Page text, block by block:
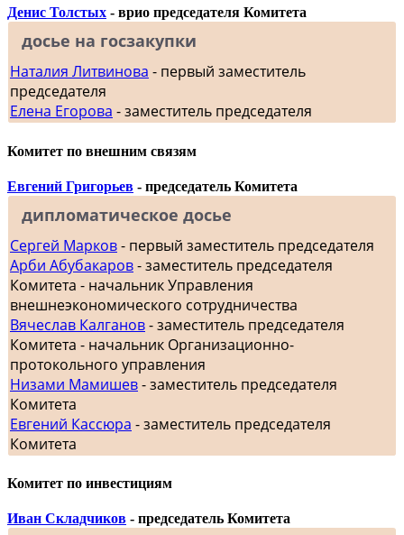
Денис Толстых - врио председателя Комитета
досье на госзакупки
Наталия Литвинова - первый заместитель
председателя
Елена Егорова - заместитель председателя
Комитет по внешним связям
Евгений Григорьев - председатель Комитета
дипломатическое досье
Сергей Марков- первый заместитель председателя
Арби Абубакаров- заместитель председателя
Комитета - начальник Управления
внешнеэкономического сотрудничества
Вячеслав Калганов- заместитель председателя
Комитета - начальник Организационно-
протокольного управления
Низами Мамишев- заместитель председателя
Комитета
Евгений Кассюра - заместитель председателя
Комитета
Комитет по инвестициям
Иван Складчиков - председатель Комитета